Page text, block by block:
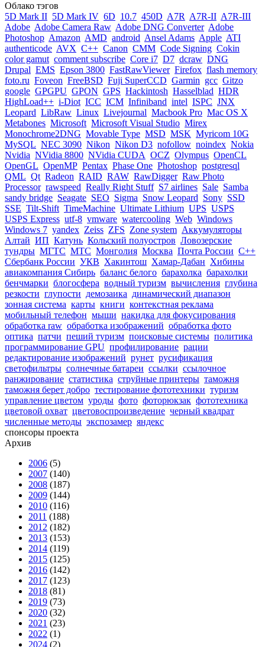
Облако тэгов
5D Mark II 5D Mark IV 6D 10.7 450D A7R A7R-II A7R-III
Adobe Adobe Camera Raw Adobe DNG Converter Adobe
Photoshop Amazon AMD android Ansel Adams Apple ATI
authenticode AVX C++ Canon CMM Code Signing Cokin
color gamut comment subscribe Core i7 D7 dcraw DNG
Drupal EMS Epson 3800 FastRawViewer Firefox flash memory
foto.ru Foveon FreeBSD Fuji SuperCCD Garmin gcc Gitzo
google GPGPU GPON GPS Hackintosh Hasselblad HDR
HighLoad++ i-Diot ICC ICM Infiniband intel ISPC JNX
Leopard LibRaw Linux Livejournal Macbook Pro Mac OS X
Metabones Microsoft Microsoft Visual Studio Mirex
Monochrome2DNG Movable Type MSD MSK Myricom 10G
MySQL NEC 3090 Nikon Nikon D3 nofollow noindex Nokia
Nvidia NVidia 8800 NVidia CUDA OCZ Olympus OpenCL
OpenGL OpenMP Pentax Phase One Photoshop postgresql
QML Qt Radeon RAID RAW RawDigger Raw Photo
Processor rawspeed Really Right Stuff S7 airlines Sale Samba
sandy bridge Seagate SEO Sigma Snow Leopard Sony SSD
SSE Tilt-Shift TimeMachine Ultimate Lithium UPS USPS
USPS Express utf-8 vmware watercooling Web Windows
Windows 7 yandex Zeiss ZFS Zone system Аккумуляторы
Алтай ИП Катунь Кольский полуостров Ловозерские
тундры МГТС МТС Монголия Москва Почта России С++
Сбербанк России УКВ Хакинтош Хамар-Дабан Хибины
авиакомпания Сибирь баланс белого барахолка барахолки
бенчмарки блогосфера водный туризм вычисления глубина
резкости глупости демозаика динамический диапазон
зонная система карты книги контекстная реклама
мобильный телефон мыши накидка для фокусирования
обработка raw обработка изображений обработка фото
оптика патчи пеший туризм поисковые системы политика
программирование GPU профилирование рации
редактирование изображений рунет русификация
светофильтры солнечные батареи ссылки ссылочное
ранжирование статистика струйные принтеры таможня
таможня берет добро тестирование фототехники туризм
управление цветом уроды фото фоторюкзак фототехника
цветовой охват цветовоспроизведение черный квадрат
численные методы экспозамер яндекс
спонсоры проекта
Архив
2006 (5)
2007 (140)
2008 (187)
2009 (144)
2010 (116)
2011 (188)
2012 (182)
2013 (153)
2014 (119)
2015 (125)
2016 (142)
2017 (123)
2018 (81)
2019 (73)
2020 (32)
2021 (23)
2022 (1)
2024 (2)